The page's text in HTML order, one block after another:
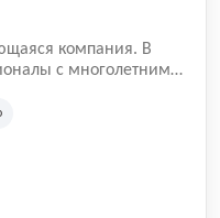
компания. В
с многолетним
опыт позволяют